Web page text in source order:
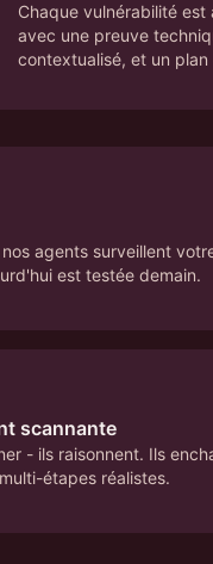
Chaque vulnérabilité
avec une preuve
contextualisé, et un
agents surveillent
est testée demain.
scannante
- ils raisonnent. Ils
étapes réalistes.